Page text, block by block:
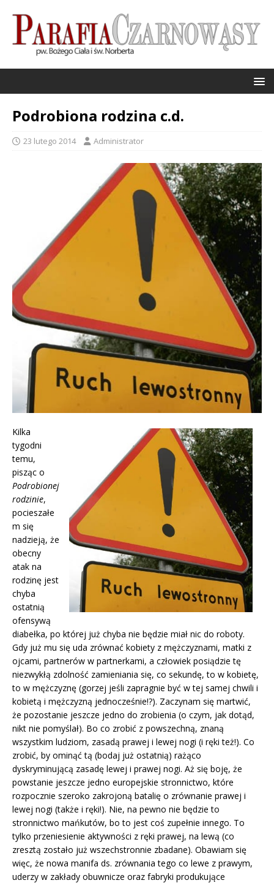
Podrobiona rodzina c.d.
23 lutego 2014 Administrator
Kilka
tygodni
temu,
pisząc o
Podrobionej
rodzinie,
pocieszałe
m się
nadzieją, że
obecny
atak na
rodzinę jest
chyba
ostatnią
ofensywą
diabełka, po której już chyba nie będzie miał nic do roboty.
Gdy już mu się uda zrównać kobiety z mężczyznami, matki z
ojcami, partnerów w partnerkami, a człowiek posiądzie tę
niezwykłą zdolność zamieniania się, co sekundę, to w kobietę,
to w mężczyznę (gorzej jeśli zapragnie być w tej samej chwili i
kobietą i mężczyzną jednocześnie!?). Zaczynam się martwić,
że pozostanie jeszcze jedno do zrobienia (o czym, jak dotąd,
nikt nie pomyślał). Bo co zrobić z powszechną, znaną
wszystkim ludziom, zasadą prawej i lewej nogi (i ręki też!). Co
zrobić, by ominąć tą (bodaj już ostatnią) rażąco
dyskryminującą zasadę lewej i prawej nogi. Aż się boję, że
powstanie jeszcze jedno europejskie stronnictwo, które
rozpocznie szeroko zakrojoną batalię o zrównanie prawej i
lewej nogi (także i ręki!). Nie, na pewno nie będzie to
stronnictwo mańkutów, bo to jest coś zupełnie innego. To
tylko przeniesienie aktywności z ręki prawej, na lewą (co
zresztą zostało już wszechstronnie zbadane). Obawiam się
więc, że nowa manifa ds. zrównania tego co lewe z prawym,
uderzy w zakłady obuwnicze oraz fabryki produkujące